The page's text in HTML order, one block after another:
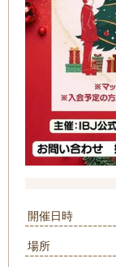
開催日時
場所